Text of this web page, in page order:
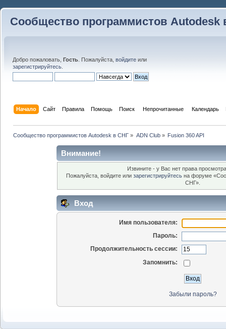
Сообщество программистов Autodesk
Добро пожаловать, Гость . Пожалуйста, войдите или
зарегистрируйтесь
Начало Сайт Правила Помощь Поиск Непрочитанные Календарь
Сообщество программистов Autodesk в СНГ » ADN Club» Fusion 360 API
Внимание!
Извините - у Вас нет права
Пожалуйста, войдите или зарегистрируйтесь на форуме
СНГ».
Вход
Имя пользователя:
Пароль:
Продолжительность сессии:
Запомнить:
Забыли пароль?